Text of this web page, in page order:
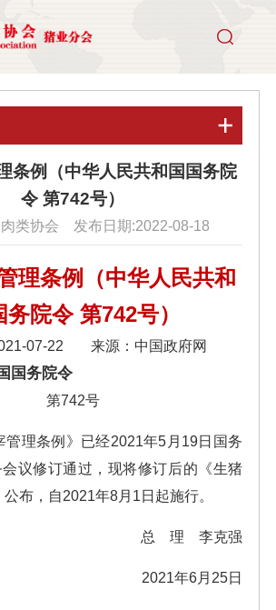
条例（中华人民共和国国务院
令 第742号）
类协会 发布日期:2022-08-18
理条例（中华人民共和
务院令 第742号）
07-22 来源：中国政府网
国务院令
第742号
理条例》已经2021年5月19日国务
议修订通过，现将修订后的《生猪
布，自2021年8月1日起施行。
总 理 李克强
2021年6月25日